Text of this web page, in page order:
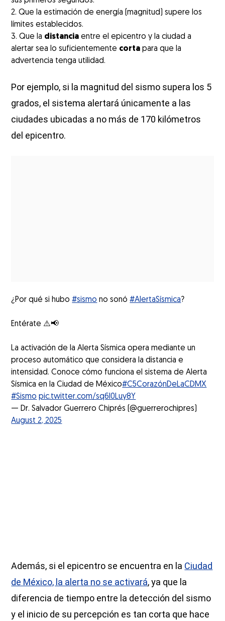
Que la estimación de energía (magnitud) supere los
límites establecidos.
Que la distancia entre el epicentro y la ciudad a
alertar sea lo suficientemente corta para que la
advertencia tenga utilidad.
Por ejemplo, si la magnitud del sismo supera los 5
grados, el sistema alertará únicamente a las
ciudades ubicadas a no más de 170 kilómetros
del epicentro.
¿Por qué si hubo#sismo no sonó#AlertaSísmica?
Entérate ⚠️📢
La activación de la Alerta Sísmica opera mediante un
proceso automático que considera la distancia e
intensidad. Conoce cómo funciona el sistema de Alerta
Sísmica en la Ciudad de México#C5CorazónDeLaCDMX
#Sismo pic.twitter.com/sq6l0Luy8Y
— Dr. Salvador Guerrero Chiprés (@guerrerochipres)
August 2, 2025
Además, si el epicentro se encuentra en la Ciudad
de México, la alerta no se activará, ya que la
diferencia de tiempo entre la detección del sismo
y el inicio de su percepción es tan corta que hace